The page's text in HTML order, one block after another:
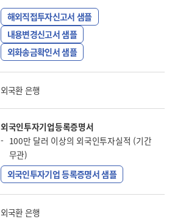
해외직접투자신고서 샘플
내용변경신고서 샘플
외화송금확인서 샘플
외국환 은행
외국인투자기업등록증명서
100만 달러 이상의 외국인투자실적 (기간
무관)
외국인투자기업 등록증명서 샘플
외국환 은행